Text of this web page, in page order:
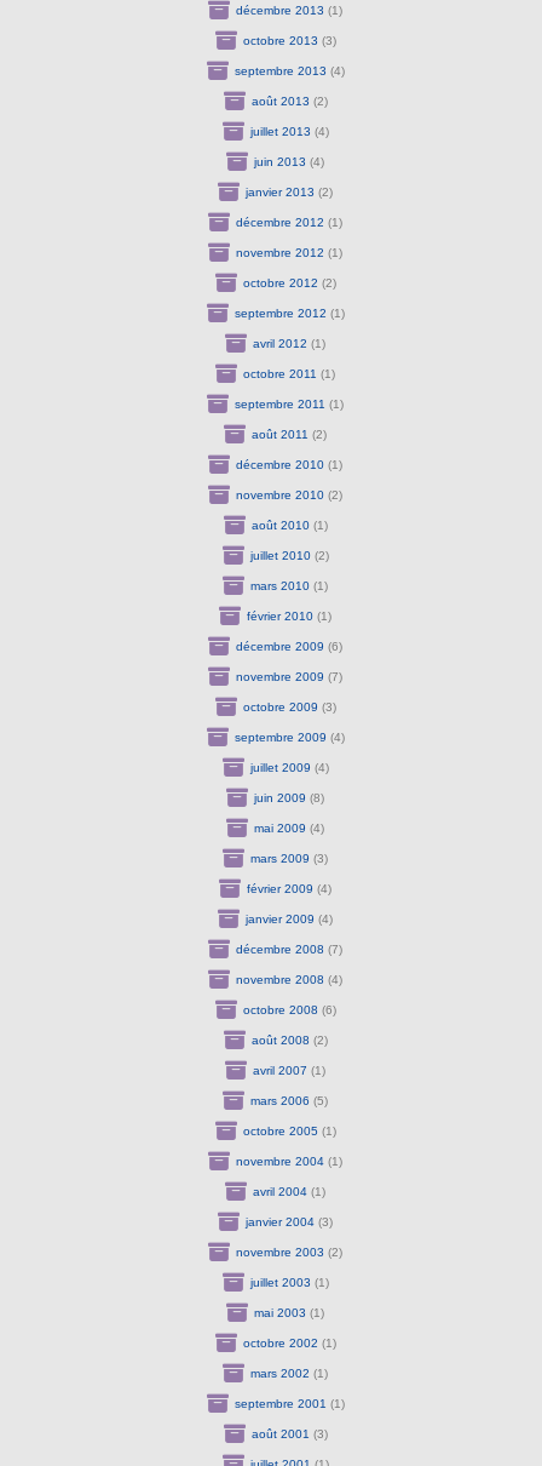
décembre 2013 (1)
octobre 2013 (3)
septembre 2013 (4)
août 2013 (2)
juillet 2013 (4)
juin 2013 (4)
janvier 2013 (2)
décembre 2012 (1)
novembre 2012 (1)
octobre 2012 (2)
septembre 2012 (1)
avril 2012 (1)
octobre 2011 (1)
septembre 2011 (1)
août 2011 (2)
décembre 2010 (1)
novembre 2010 (2)
août 2010(1)
juillet 2010(2)
mars 2010 (1)
février 2010 (1)
décembre 2009 (6)
novembre 2009 (7)
octobre 2009 (3)
septembre 2009 (4)
juillet 2009 (4)
juin 2009 (8)
mai 2009 (4)
mars 2009 (3)
février 2009 (4)
janvier 2009 (4)
décembre 2008 (7)
novembre 2008 (4)
octobre 2008 (6)
août 2008 (2)
avril 2007 (1)
mars 2006 (5)
octobre 2005 (1)
novembre 2004 (1)
avril 2004 (1)
janvier 2004 (3)
novembre 2003 (2)
juillet 2003 (1)
mai 2003 (1)
octobre 2002 (1)
mars 2002 (1)
septembre 2001 (1)
août 2001 (3)